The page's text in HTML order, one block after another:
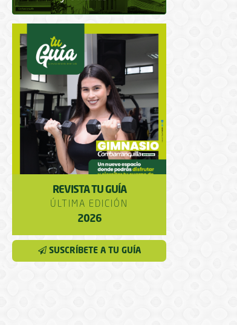
REVISTA TU GUÍA
ÚLTIMA EDICIÓN
2026
SUSCRÍBETE A TU GUÍA